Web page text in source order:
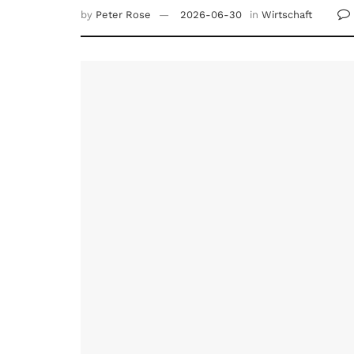
by Peter Rose 2026-06-30 in Wirtschaft